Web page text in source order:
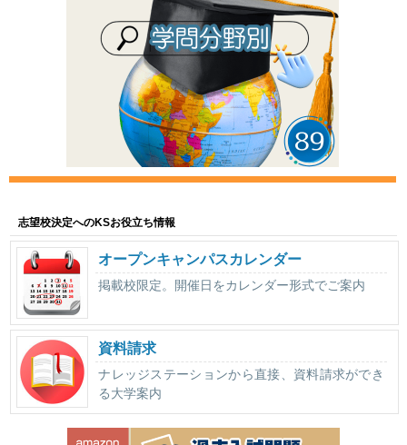
志望校決定へのKSお役立ち情報
オープンキャンパスカレンダー
掲載校限定。開催日をカレンダー形式でご案内
資料請求
ナレッジステーションから直接、資料請求ができ
る大学案内